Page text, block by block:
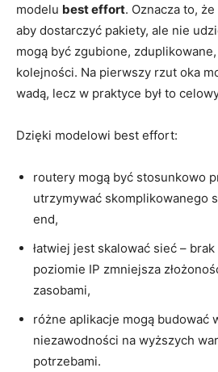
modelu best effort. Oznacza to,
aby dostarczyć pakiety, ale nie
mogą być zgubione,
kolejności. Na pierwszy rzut oka
wadą, lecz w praktyce był to
Dzięki modelowi best effort:
routery mogą być stosunkowo
utrzymywać skomplikowanego
end,
łatwiej jest skalować sieć –
poziomie IP zmniejsza
zasobami,
różne aplikacje mogą budować
niezawodności na wyższych
potrzebami.